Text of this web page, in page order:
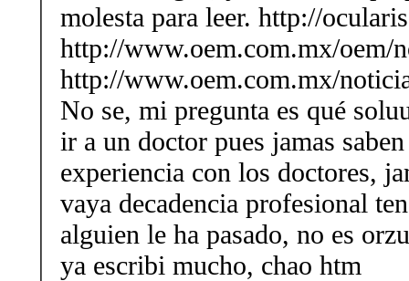
molesta para leer. http://
http://www.oem.com.mx/oem/
http://www.oem.com.mx/
No se, mi pregunta es qué
ir a un doctor pues jamas
experiencia con los doctores,
vaya decadencia profesional
alguien le ha pasado, no es
ya escribi mucho, chao htm